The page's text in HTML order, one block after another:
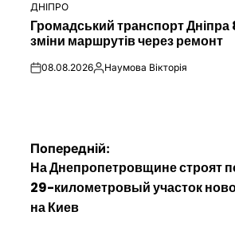
ОПУБЛІКУВАТИ
ДНІПРО
Громадський транспорт Дніпра
зміни маршрутів через ремонт
on08.08.2026Опубліковано
Наумова Вікторія
Навігація
записів
Попередній:
На Днепропетровщине строят
29-километровый участок
на Киев